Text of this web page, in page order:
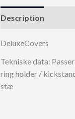
Description
DeluxeCovers
Tekniske data:
ring holder /
stæ